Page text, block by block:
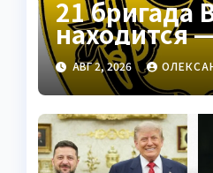
21 бригада
находится
Подольск
АВГ 2, 2026